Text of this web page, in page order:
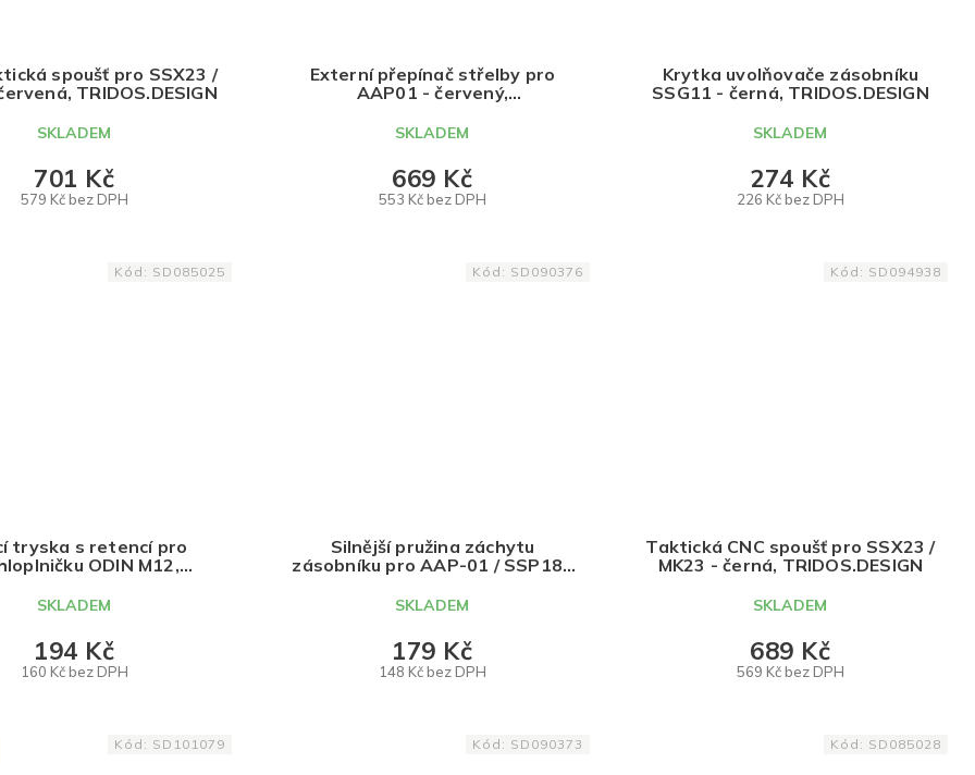
spoušť pro SSX23 /
TRIDOS.DESIGN
SKLADEM
579 Kč bez DPH
701 Kč
Externí přepínač střelby pro
AAP01 - červený,
SKLADEM
553 Kč bez DPH
669 Kč
Krytka uvolňovače zásobníku
SSG11 - černá, TRIDOS.DESIGN
SKLADEM
226 Kč bez DPH
274 Kč
tryska s retencí pro
ODIN M12,
SKLADEM
160 Kč bez DPH
194 Kč
Kód: SD085025
Silnější pružina záchytu
zásobníku pro AAP-01 / SSP18 /
SKLADEM
148 Kč bez DPH
179 Kč
Kód: SD090376
Taktická CNC spoušť pro SSX23 /
MK23 - černá, TRIDOS.DESIGN
SKLADEM
569 Kč bez DPH
689 Kč
Kód: SD094938
Kód: SD101079 Kód: SD090373 Kód: SD085028